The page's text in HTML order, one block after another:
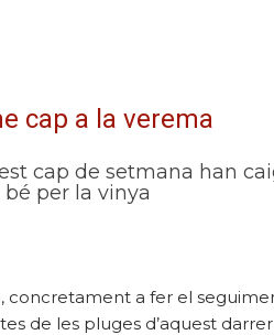
cap a la verema
cap de setmana han
per la vinya
concretament a fer el
de les pluges d’aquest